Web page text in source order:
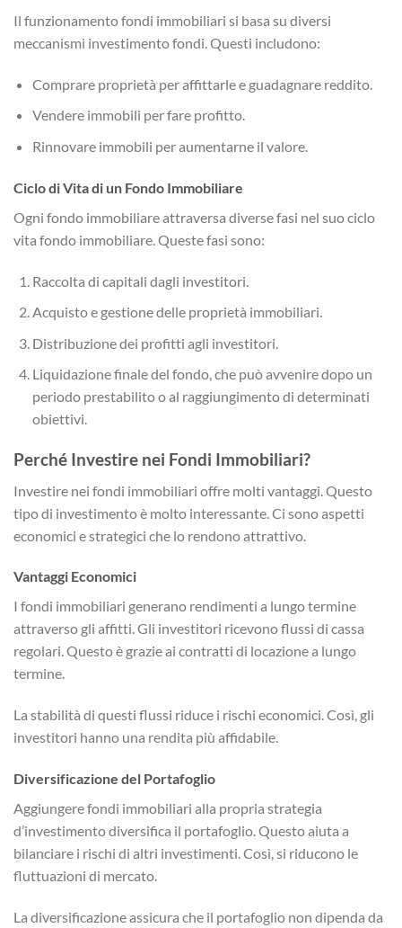
Il funzionamento fondi immobiliari si basa su diversi
meccanismi investimento fondi. Questi includono:
Comprare proprietà per affittarle e guadagnare reddito.
Vendere immobili per fare profitto.
Rinnovare immobili per aumentarne il valore.
Ciclo di Vita di un Fondo Immobiliare
Ogni fondo immobiliare attraversa diverse fasi nel suo ciclo
vita fondo immobiliare. Queste fasi sono:
Raccolta di capitali dagli investitori.
Acquisto e gestione delle proprietà immobiliari.
Distribuzione dei profitti agli investitori.
Liquidazione finale del fondo, che può avvenire dopo un
periodo prestabilito o al raggiungimento di determinati
obiettivi.
Perché Investire nei Fondi Immobiliari?
Investire nei fondi immobiliari offre molti vantaggi. Questo
tipo di investimento è molto interessante. Ci sono aspetti
economici e strategici che lo rendono attrattivo.
Vantaggi Economici
I fondi immobiliari generano rendimenti a lungo termine
attraverso gli affitti. Gli investitori ricevono flussi di cassa
regolari. Questo è grazie ai contratti di locazione a lungo
termine.
La stabilità di questi flussi riduce i rischi economici. Così, gli
investitori hanno una rendita più affidabile.
Diversificazione del Portafoglio
Aggiungere fondi immobiliari alla propria strategia
d’investimento diversifica il portafoglio. Questo aiuta a
bilanciare i rischi di altri investimenti. Così, si riducono le
fluttuazioni di mercato.
La diversificazione assicura che il portafoglio non dipenda da